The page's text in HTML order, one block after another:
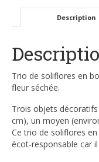
Description
Trio de soliflores en
fleur séchée.
Trois objets
cm), un moyen
Ce trio de soliflores
écot-responsable car